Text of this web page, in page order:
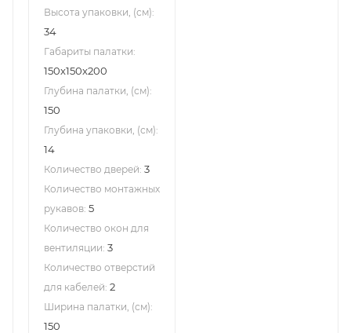
Высота упаковки, (см):
34
Габариты палатки:
150x150x200
Глубина палатки, (см):
150
Глубина упаковки, (см):
14
Количество дверей: 3
Количество монтажных
рукавов: 5
Количество окон для
вентиляции: 3
Количество отверстий
для кабелей: 2
Ширина палатки, (см):
150